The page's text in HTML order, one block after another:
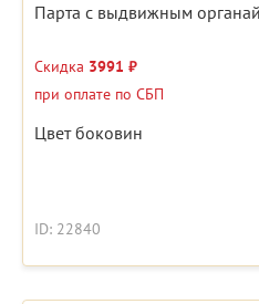
Парта с выдвижным
Скидка 3991 ₽
при оплате по СБП
Цвет боковин
ID: 22840